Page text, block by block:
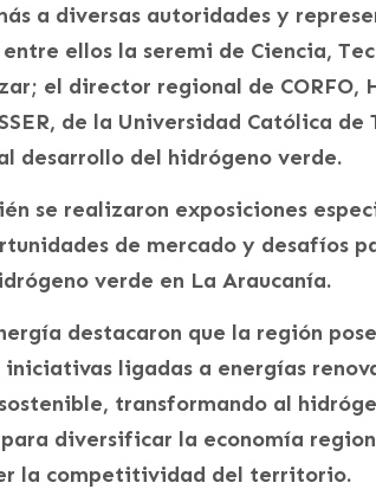
a diversas autoridades y
ellos la seremi de Ciencia,
el director regional de CORFO,
de la Universidad Católica de
desarrollo del hidrógeno verde.
se realizaron exposiciones
de mercado y desafíos
verde en La Araucanía.
destacaron que la región
ligadas a energías
transformando al
diversificar la economía
la competitividad del territorio.